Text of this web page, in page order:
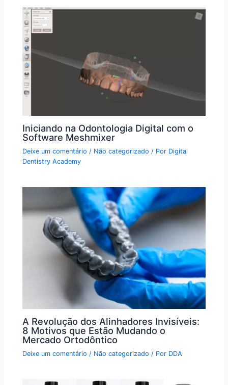
Iniciando na Odontologia Digital com o
Software Meshmixer
Deixe um comentário / Não categorizado / Por Digital
Dentistry Academy
A Revolução dos Alinhadores Invisíveis:
8 Motivos que Estão Mudando o
Mercado Ortodôntico
Deixe um comentário / Não categorizado / Por DDA